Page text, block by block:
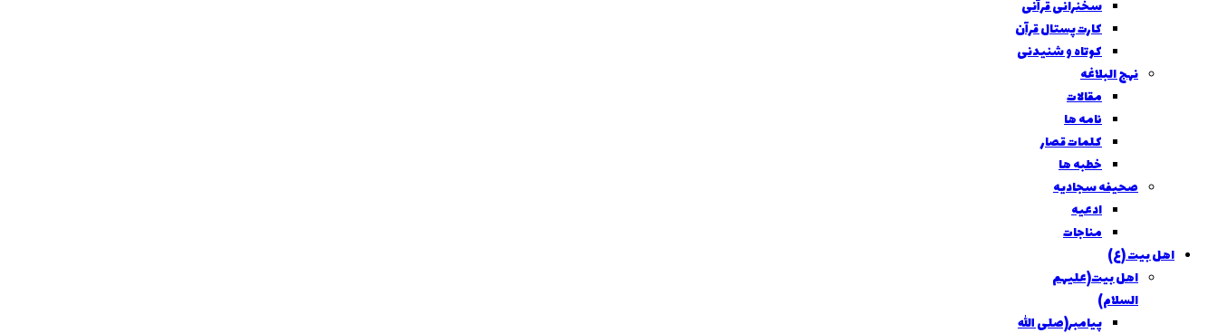
سخنرانی قرآنی
كارت پستال قرآن
کوتاه و شنیدنی
نهج البلاغه
مقالات
نامه ها
کلمات قصار
خطبه ها
صحيفه سجاديه
ادعيه
مناجات
اهل بيت (ع)
اهل بيت(عليهم
السلام)
پيامبر(صلی الله